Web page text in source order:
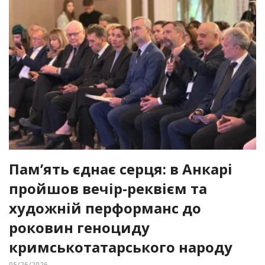
Пам’ять єднає серця: в Анкарі
пройшов вечір-реквієм та
художній перформанс до
роковин геноциду
кримськотатарського народу